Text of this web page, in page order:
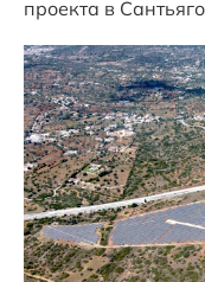
проекта в